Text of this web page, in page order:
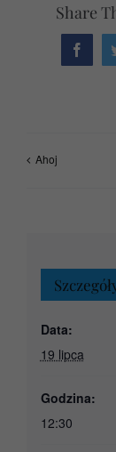
Share
Ahoj
Data:
19 lipca
Godzina:
12:30